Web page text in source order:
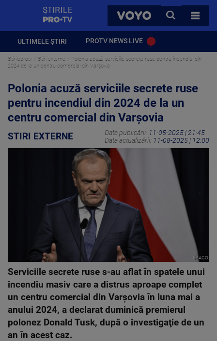
VOYO
CAUTA
TOATE
ULTIMELE ȘTIRI PROTV NEWS LIVE
Stirileprotv Stiri externe
Polonia acuză serviciile secrete ruse pentru incendiul din
2024 de la un centru comercial din Varşovia
Polonia acuză serviciile secrete ruse
pentru incendiul din 2024 de la un
centru comercial din Varşovia
STIRI EXTERNE Data publicării: 11-05-2025 | 21:45
Data actualizării: 11-08-2025 | 12:00
IMAGO
Serviciile secrete ruse s-au aflat în spatele unui
incendiu masiv care a distrus aproape complet
un centru comercial din Varşovia în luna mai a
anului 2024, a declarat duminică premierul
polonez Donald Tusk, după o investigaţie de un
an în acest caz.